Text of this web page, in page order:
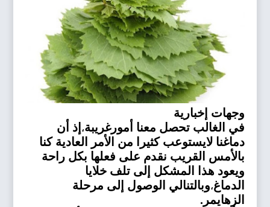
وجهات إخبارية
في الغالب تحصل معنا أمورغريبة، إذ أن
دماغنا لايستوعب كثيرا من الأمر العادية كنا
بالأمس القريب نقدم على فعلها بكل راحة
ويعود هذا المشكل إلى تلف خلايا
الدماغ،وبالتنالي الوصول إلى مرحلة
الزهايمر.